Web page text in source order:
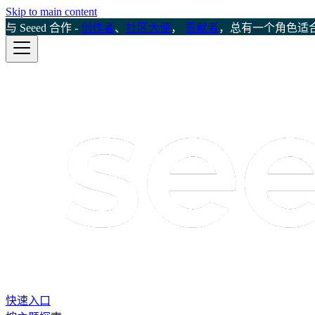
Skip to main content
与 Seeed 合作 - 创作者、 社区大使， 贡献者，总有一个角色适
快速入口